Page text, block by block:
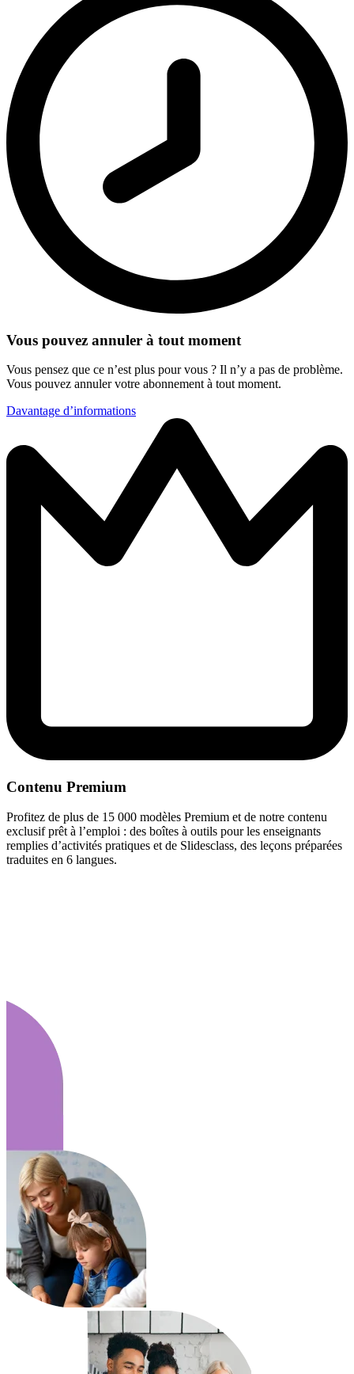
Vous pouvez annuler à tout moment
Vous pensez que ce n’est plus pour vous ? Il n’y a pas de problème.
Vous pouvez annuler votre abonnement à tout moment.
Davantage d’informations
Contenu Premium
Profitez de plus de 15 000 modèles Premium et de notre contenu
exclusif prêt à l’emploi : des boîtes à outils pour les enseignants
remplies d’activités pratiques et de Slidesclass, des leçons préparées
traduites en 6 langues.